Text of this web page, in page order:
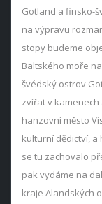
Gotland a finsko-
na výpravu
stopy budeme
Baltského moře
švédský ostrov
zvířat v
hanzovní město
kulturní dědictví,
se tu zachovalo
pak vydáme na
kraje Alandských